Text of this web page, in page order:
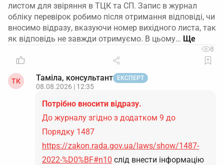
листом для звіряння в ТЦК та СП. Запис в журнал
обліку перевірок робимо після отримання відповіді, чи
вносимо відразу, вказуючи номер вихідного листа, так
як відповідь не завжди отримуємо. В цьому…
8
ТК Таміла, консультант ЕКСПЕРТ
08.08.2026 | 12:35
Потрібно вносити відразу.
До журналу згідно з додатком 9 до
Порядку 1487
https://zakon.rada.gov.ua/laws/show/1487-
2022-%D0%BF#n10 слід внести інформацію